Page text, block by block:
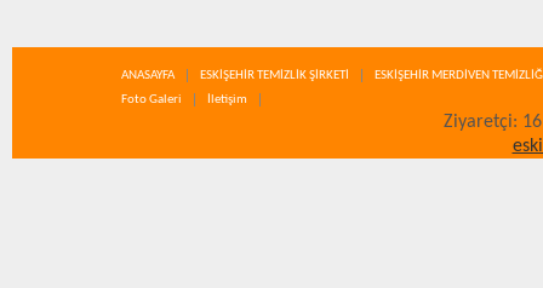
ANASAYFA ESKİŞEHİR TEMİZLİK ŞİRKETİ
ESKİŞEHİR MERDİVEN
Foto Galeri
İletişim
Ziyaretçi: